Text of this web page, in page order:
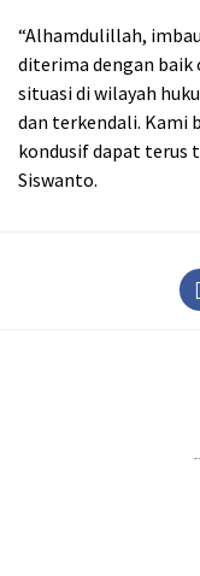
“Alhamdulillah,
diterima dengan baik
situasi di wilayah
dan terkendali. Kami
kondusif dapat terus
Siswanto.